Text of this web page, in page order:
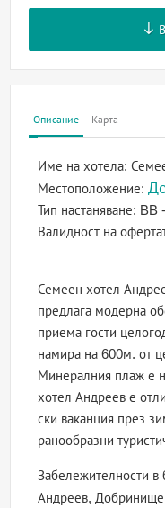
Описание Карта
Име на хотела:
Местоположение:
Тип настаняване: BB
Валидност на
Семеен хотел
предлага модерна
приема гости
намира на 600м. от
Минералния плаж е
хотел Андреев е
ски ваканция през
ранообразни
Забележителности в
Андреев,